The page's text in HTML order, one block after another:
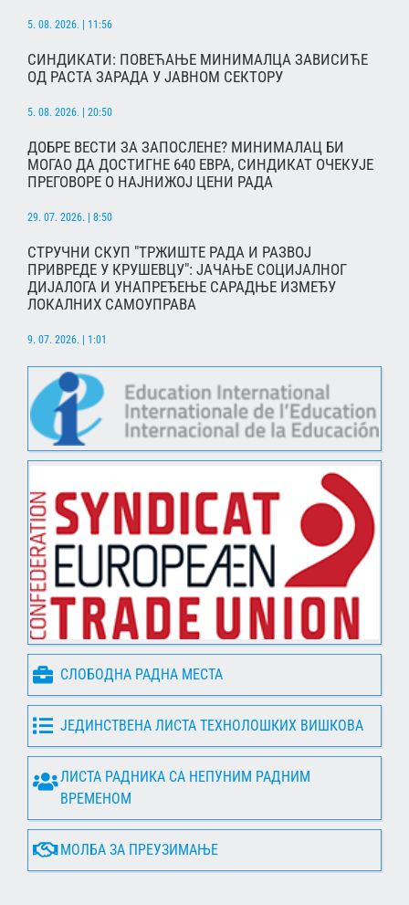
5. 08. 2026. | 11:56
СИНДИКАТИ: ПОВЕЋАЊЕ МИНИМАЛЦА ЗАВИСИЋЕ
ОД РАСТА ЗАРАДА У ЈАВНОМ СЕКТОРУ
5. 08. 2026. | 20:50
ДОБРЕ ВЕСТИ ЗА ЗАПОСЛЕНЕ? МИНИМАЛАЦ БИ
МОГАО ДА ДОСТИГНЕ 640 ЕВРА, СИНДИКАТ ОЧЕКУЈЕ
ПРЕГОВОРЕ О НАЈНИЖОЈ ЦЕНИ РАДА
29. 07. 2026. | 8:50
СТРУЧНИ СКУП "ТРЖИШТЕ РАДА И РАЗВОЈ
ПРИВРЕДЕ У КРУШЕВЦУ": ЈАЧАЊЕ СОЦИЈАЛНОГ
ДИЈАЛОГА И УНАПРЕЂЕЊЕ САРАДЊЕ ИЗМЕЂУ
ЛОКАЛНИХ САМОУПРАВА
9. 07. 2026. | 1:01
СЛОБОДНА РАДНА МЕСТА
ЈЕДИНСТВЕНА ЛИСТА ТЕХНОЛОШКИХ ВИШКОВА
ЛИСТА РАДНИКА СА НЕПУНИМ РАДНИМ
ВРЕМЕНОМ
МОЛБА ЗА ПРЕУЗИМАЊЕ